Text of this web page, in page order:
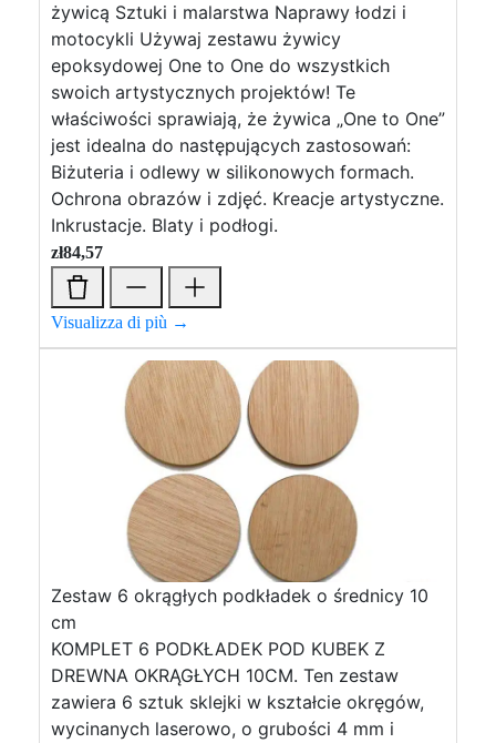
żywicą Sztuki i malarstwa Naprawy łodzi i
motocykli Używaj zestawu żywicy
epoksydowej One to One do wszystkich
swoich artystycznych projektów! Te
właściwości sprawiają, że żywica „One to One”
jest idealna do następujących zastosowań:
Biżuteria i odlewy w silikonowych formach.
Ochrona obrazów i zdjęć. Kreacje artystyczne.
Inkrustacje. Blaty i podłogi.
zł84,57
Visualizza di più →
Zestaw 6 okrągłych podkładek o średnicy 10
cm
KOMPLET 6 PODKŁADEK POD KUBEK Z
DREWNA OKRĄGŁYCH 10CM. Ten zestaw
zawiera 6 sztuk sklejki w kształcie okręgów,
wycinanych laserowo, o grubości 4 mm i